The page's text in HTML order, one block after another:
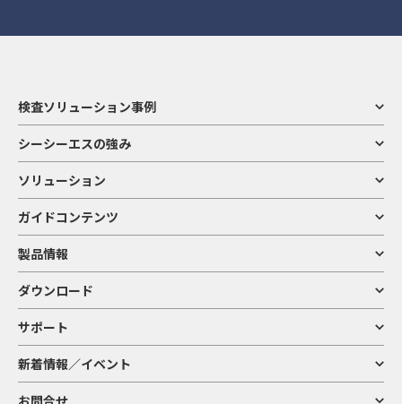
検査ソリューション事例
シーシーエスの強み
ソリューション
ガイドコンテンツ
製品情報
ダウンロード
サポート
新着情報／イベント